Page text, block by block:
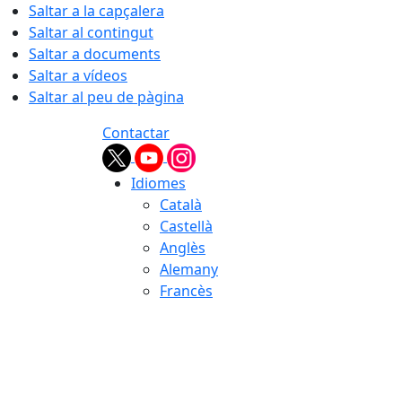
Saltar a la capçalera
Saltar al contingut
Saltar a documents
Saltar a vídeos
Saltar al peu de pàgina
Contactar
Idiomes
Català
Castellà
Anglès
Alemany
Francès